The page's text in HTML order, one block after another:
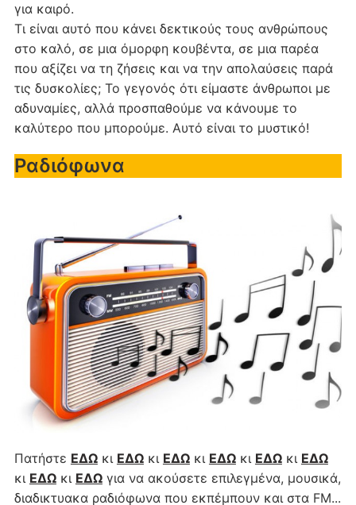
για καιρό.
Τι είναι αυτό που κάνει δεκτικούς τους ανθρώπους
στο καλό, σε μια όμορφη κουβέντα, σε μια παρέα
που αξίζει να τη ζήσεις και να την απολαύσεις παρά
τις δυσκολίες; Το γεγονός ότι είμαστε άνθρωποι με
αδυναμίες, αλλά προσπαθούμε να κάνουμε το
καλύτερο που μπορούμε. Αυτό είναι το μυστικό!
Ραδιόφωνα
Πατήστε ΕΔΩκι ΕΔΩκι ΕΔΩκι ΕΔΩκι ΕΔΩκι ΕΔΩ
κι ΕΔΩκι ΕΔΩγια να ακούσετε επιλεγμένα, μουσικά,
διαδικτυακα ραδιόφωνα που εκπέμπουν και στα FM...